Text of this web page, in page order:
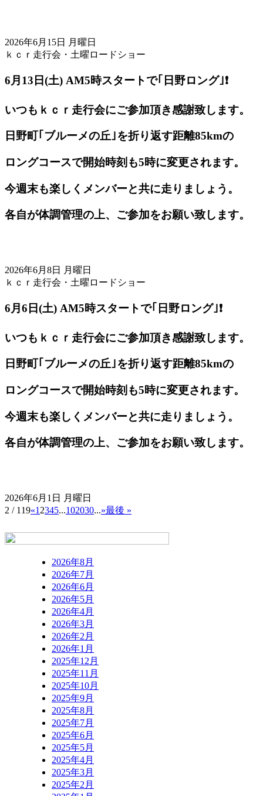
2026年6月15日 月曜日
ｋｃｒ走行会・土曜ロードショー
6月13日(土) AM5時スタートで｢日野ロング｣❗️
いつもｋｃｒ走行会にご参加頂き感謝致します。
日野町｢ブルーメの丘｣を折り返す距離85kmの
ロングコースで開始時刻も5時に変更されます。
今週末も楽しくメンバーと共に走りましょう。
各自が体調管理の上、ご参加をお願い致します。
2026年6月8日 月曜日
ｋｃｒ走行会・土曜ロードショー
6月6日(土) AM5時スタートで｢日野ロング｣❗️
いつもｋｃｒ走行会にご参加頂き感謝致します。
日野町｢ブルーメの丘｣を折り返す距離85kmの
ロングコースで開始時刻も5時に変更されます。
今週末も楽しくメンバーと共に走りましょう。
各自が体調管理の上、ご参加をお願い致します。
2026年6月1日 月曜日
2 / 119«1 2345...102030...»最後 »
2026年8月
2026年7月
2026年6月
2026年5月
2026年4月
2026年3月
2026年2月
2026年1月
2025年12月
2025年11月
2025年10月
2025年9月
2025年8月
2025年7月
2025年6月
2025年5月
2025年4月
2025年3月
2025年2月